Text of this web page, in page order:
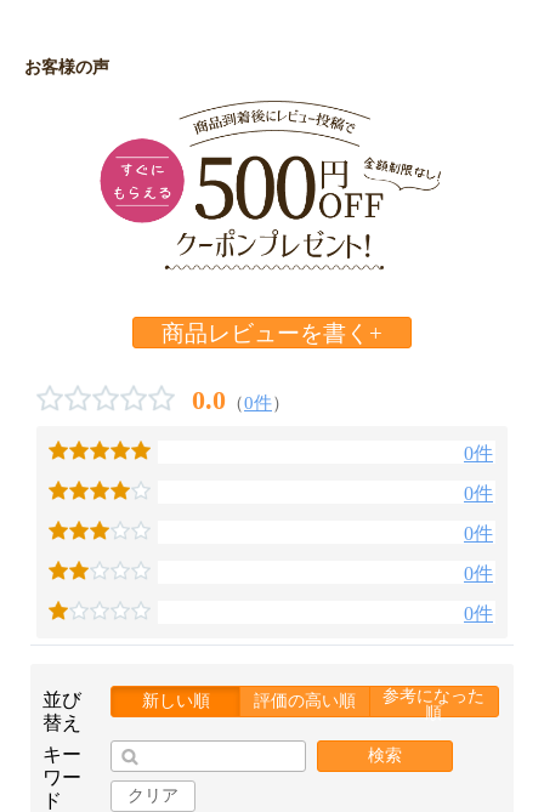
お客様の声
商品レビューを書く+
0.0 （0件）
0件
0件
0件
0件
0件
並び
替え
新しい順 評価の高い順
参考になった
順
キー
ワー
ド
検索
クリア